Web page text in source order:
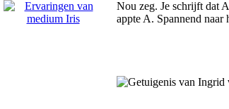
Nou zeg. Je schrijft dat
appte A. Spannend